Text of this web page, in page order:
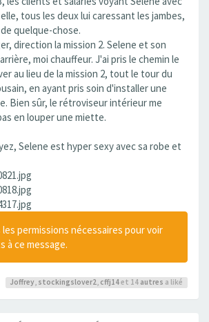
tous les deux lui caressant les jambes,
quelque-chose.
direction la mission 2. Selene et son
moi chauffeur. J'ai pris le chemin le
au lieu de la mission 2, tout le tour du
en ayant pris soin d'installer une
Bien sûr, le rétroviseur intérieur me
en louper une miette.
Selene est hyper sexy avec sa robe et
les permissions nécessaires pour voir
à ce message.
Joffrey, stockingslover2, cffj14et 14 autres a liké